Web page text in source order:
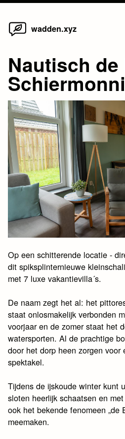
Skip
wadden.xyz
Nautisch de
Op een schitterende locatie -
dit spiksplinternieuwe
met 7 luxe vakantievilla´s.
De naam zegt het al: het
staat onlosmakelijk verbonden
voorjaar en de zomer staat het
watersporten. Al de prachtige
door het dorp heen zorgen voor
spektakel.
Tijdens de ijskoude winter kunt
sloten heerlijk schaatsen en
ook het bekende fenomeen „de
meemaken.